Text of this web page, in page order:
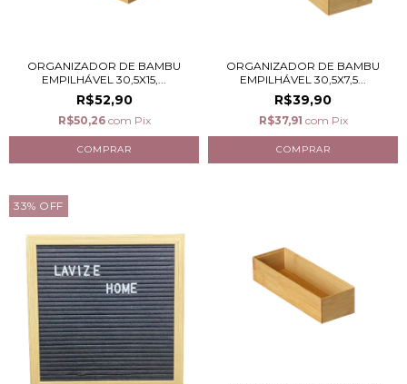
ORGANIZADOR DE BAMBU
EMPILHÁVEL 30,5X15,...
R$52,90
R$50,26 com Pix
ORGANIZADOR DE BAMBU
EMPILHÁVEL 30,5X7,5...
R$39,90
R$37,91 com Pix
33% OFF